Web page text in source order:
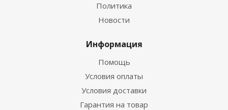
Политика
Новости
Информация
Помощь
Условия оплаты
Условия доставки
Гарантия на товар